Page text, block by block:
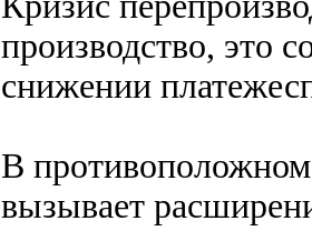
производство, это
снижении
В
вызывает